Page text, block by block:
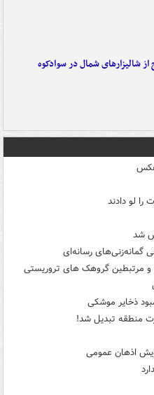
شالیزارهای شمال در سوادکوه
را لو دادند
گمانه‌زنی‌های رسانه‌ای
ذخایر موشکی
منطقه تبدیل شد!